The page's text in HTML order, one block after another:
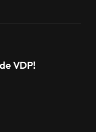
VDP!